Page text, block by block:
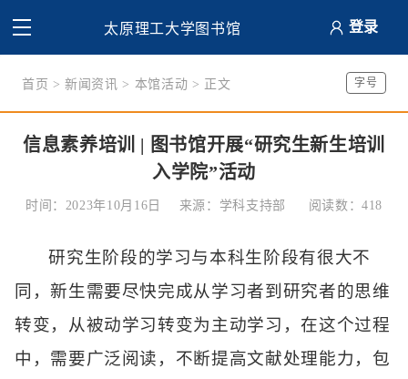
太原理工大学图书馆 登录
首页 >新闻资讯 > 本馆活动 > 正文 字号
信息素养培训 | 图书馆开展“研究生新生培训
入学院”活动
时间：2023年10月16日 来源：学科支持部 阅读数：418
研究生阶段的学习与本科生阶段有很大不
同，新生需要尽快完成从学习者到研究者的思维
转变，从被动学习转变为主动学习，在这个过程
中，需要广泛阅读，不断提高文献处理能力，包